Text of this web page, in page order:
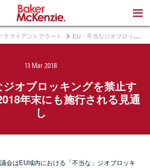
クライアントアラート EU：不当なジオブロッキングを禁止する新規則が2018年末にも施行される見通し
13 Mar 2018
ジオブロッキングを禁止す
年末にも施行される見通
し
会はEU域内における「不当な」ジオブロッキ